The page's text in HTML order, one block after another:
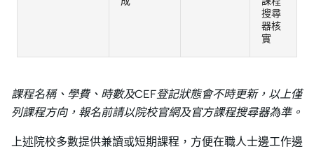
搜尋
器核
實
課程名稱、學費、時數及CEF登記狀態會不時更新，以上僅
列課程方向，報名前請以院校官網及官方課程搜尋器為準。
上述院校多數提供兼讀或短期課程，方便在職人士邊工作邊